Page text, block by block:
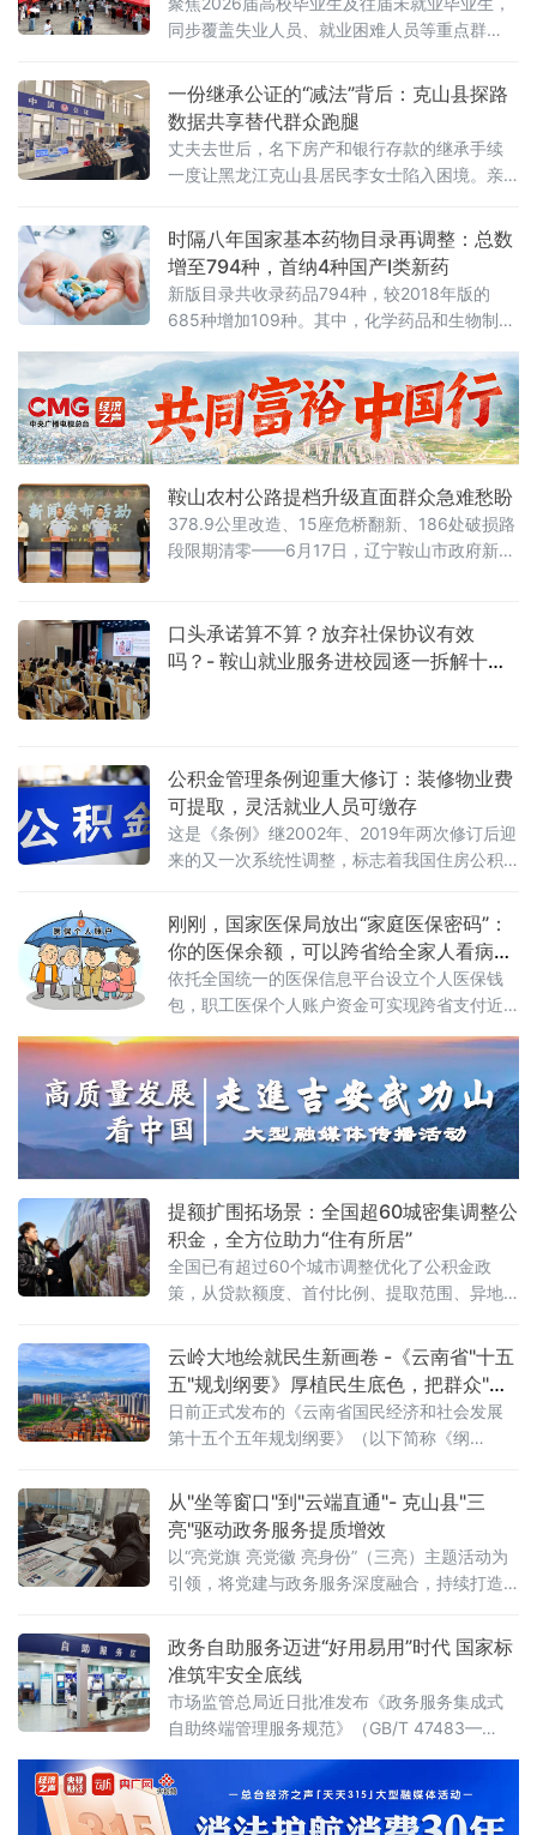
前急救
同步覆盖失业人员、就业困难人员等重点群
当日上午，招聘会现场秩序井然。
一份继承公证的“减法”背后：克山县探路
数据共享替代群众跑腿
丈夫去世后，名下房产和银行存款的继承手续
一度让黑龙江克山县居民李女士陷入困境。亲
张银行卡因密码遗忘且银行系统升级导致查询
繁琐，往返多个部门后，继承流程几乎停滞。
这是当地公证服务中常见的“堵点”场景。李女士
的遭遇并非个例，亲属关系证明难开、存款信
息查询冗长、多部门重复跑路，长期以来是群
众办理继承公证的
时隔八年国家基本药物目录再调整：总数
增至794种，首纳4种国产Ⅰ类新药
新版目录共收录药品794种，较2018年版的
685种增加109种。其中，化学药品和生物制品
药318种，包含544个剂型、888个规格。据初
步测算，新版目录药品使用量占全国公立医疗
卫生机构配备药品使用总量的71%。
鞍山农村公路提档升级直面群众急难愁盼
378.9公里改造、15座危桥翻新、186处破损路
段限期清零——6月17日，辽宁鞍山市政府新闻
事务中心围绕农村公路建设、管护、民生整改
等重点工作通报阶段性成效、公布年度惠民举
口头承诺算不算？放弃社保协议有效
吗？- 鞍山就业服务进校园逐一拆解十大
公积金管理条例迎重大修订：装修物业费
可提取，灵活就业人员可缴存
这是《条例》继2002年、2019年两次修订后迎
来的又一次系统性调整，标志着我国住房公积
取范围大幅拓展：从“购房租房”到“修房养房”扩
大住房公积金提取使用范围是本
刚刚，国家医保局放出“家庭医保密码”：
你的医保余额，可以跨省给全家人看病
了！
依托全国统一的医保信息平台设立个人医保钱
包，职工医保个人账户资金可实现跨省支付近
保局办公室与财政部办
提额扩围拓场景：全国超60城密集调整公
积金，全方位助力“住有所居”
全国已有超过60个城市调整优化了公积金政
策，从贷款额度、首付比例、提取范围、异地
进一步释放住房消费潜力、保障民生福祉。
2026年《政府工作报告》明确提出“深化住房公
积金制度改革”，各地探索实践表明，住房公积
金正从单一“购房融资工具”加速转型为覆盖居
民“购、租、修、养”全居住生命
云岭大地绘就民生新画卷 -《云南省"十五
五"规划纲要》厚植民生底色，把群众"急
难愁盼"写进发展路线图
日前正式发布的《云南省国民经济和社会发展
第十五个五年规划纲要》（以下简称《纲
行，全力做好基础性、普惠性、兜底性民生建
设，解决好人民群众急难
从"坐等窗口"到"云端直通"- 克山县"三
亮"驱动政务服务提质增效
以“亮党旗 亮党徽 亮身份”（三亮）主题活动为
引领，将党建与政务服务深度融合，持续打造
答疑、代办帮办等务实举措，将政务服务从“窗
口”搬到“云端”、从“被动”转向“主动”，以服务方
式的系统性变革，有力回应了群众对高效、便
捷、暖心政务服务的殷切期盼。活动
政务自助服务迈进“好用易用”时代 国家标
准筑牢安全底线
市场监管总局近日批准发布《政务服务集成式
自助终端管理服务规范》（GB/T 47483—
实施。这是我国政务服务领域出台的首个针对
集成式自助终端的国家标准，标志着各地自助